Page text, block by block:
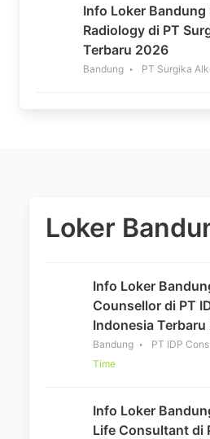
Info Loker Bandung
Radiology di PT
Terbaru 2026
Bandung PT Surgika
Loker
Info Loker
Counsellor di PT
Indonesia
Bandung PT IDP
Time
Info Loker
Life Consultant di